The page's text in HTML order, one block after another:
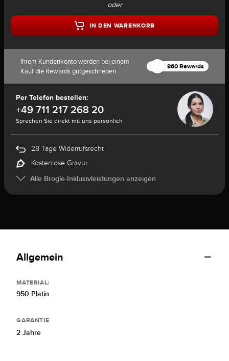
oder
IN DEN WARENKORB
Ihrem Kundenkonto werden bei einem
Kauf die Rewards gutgeschrieben
860 Rewards
Per Telefon bestellen:
+49 711 217 268 20
Sprechen Sie direkt mit uns persönlich
28 Tage Widerrufsrecht
Kostenlose Gravur
Alle Brogle-Inklusivleistungen anzeigen
Allgemein
MATERIAL:
950 Platin
GARANTIE
2 Jahre